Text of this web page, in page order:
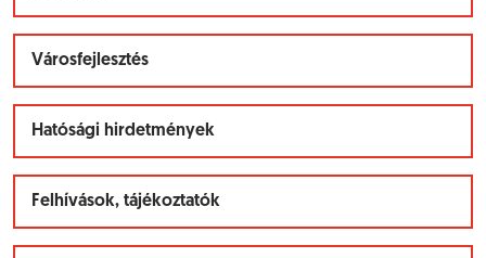
Városfejlesztés
Hatósági hirdetmények
Felhívások, tájékoztatók